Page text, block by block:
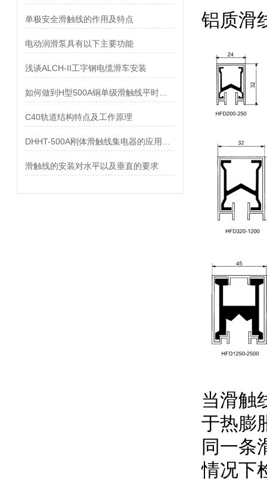
单极安全滑触线的作用及特点
电动润滑泵具有以下主要功能
浅谈ALCH-II工字钢电缆滑车安装
C40轨道结构特点及工作原理
滑触线的安装对水平以及垂直的要求
铝质滑
当滑触
于热膨
同一条
情况下